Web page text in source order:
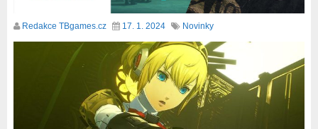
Redakce TBgames.cz 17. 1. 2024 Novinky